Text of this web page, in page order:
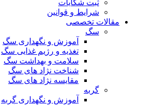
ثبت شکایات
شرایط و قوانین
مقالات تخصصی
سگ
آموزش و نگهداری سگ
تغذیه و رژیم غذایی سگ
سلامت و بهداشت سگ
شناخت نژاد های سگ
مقایسه نژاد های سگ
گربه
آموزش و نگهداری گربه